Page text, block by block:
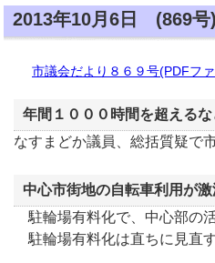
2013年10月6日 (869号)
市議会だより８６９号(PDFフ
年間１０００時間を超える
なすまどか議員、総括質疑で
中心市街地の自転車利用が激
駐輪場有料化で、中心部の
駐輪場有料化は直ちに見直